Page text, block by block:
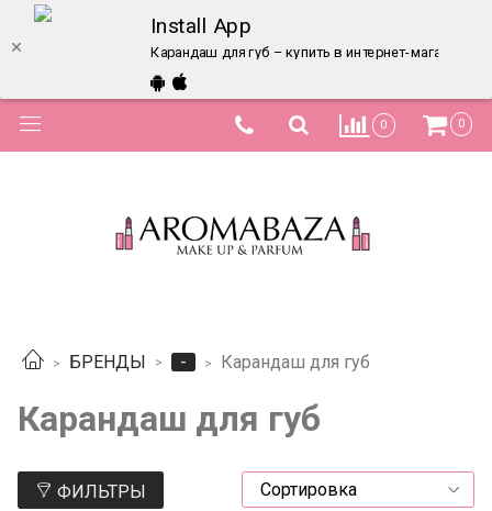
Install App
Карандаш для губ – купить в интернет-магазине
0 0
БРЕНДЫ - Карандаш для губ
Карандаш для губ
ФИЛЬТРЫ